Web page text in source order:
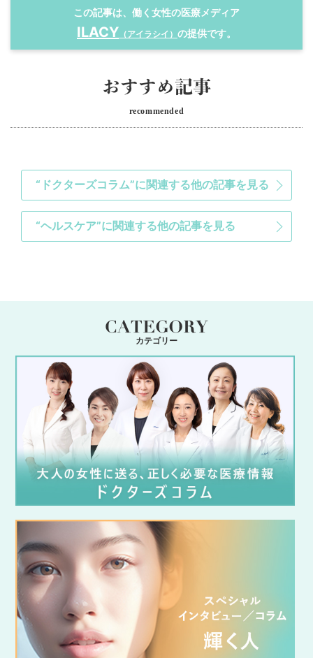
この記事は、働く女性の医療メディア
ILACY （アイラシイ） の提供です。
recommended
“ドクターズコラム”に関連する他の記事を見る
“ヘルスケア”に関連する他の記事を見る
カテゴリー